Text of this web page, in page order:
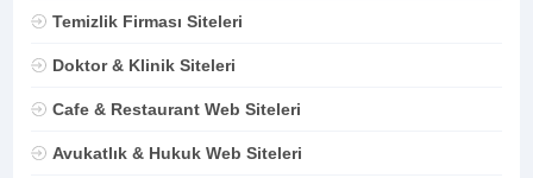
Temizlik Firması Siteleri
Doktor & Klinik Siteleri
Cafe & Restaurant Web Siteleri
Avukatlık & Hukuk Web Siteleri